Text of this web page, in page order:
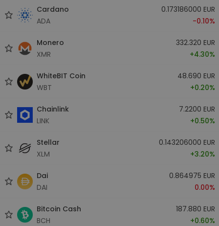
Cardano
ADA
0.173186000 EUR
-0.10%
Monero
XMR
332.320 EUR
+4.30%
WhiteBIT Coin
WBT
48.690 EUR
+0.20%
Chainlink
LINK
7.2200 EUR
+0.50%
Stellar
XLM
0.143206000 EUR
+3.20%
Dai
DAI
0.864975 EUR
0.00%
Bitcoin Cash
BCH
187.880 EUR
+0.60%